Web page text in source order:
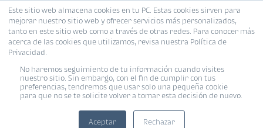
Este sitio web almacena cookies en tu PC. Estas cookies sirven para
mejorar nuestro sitio web y ofrecer servicios más personalizados,
tanto en este sitio web como a través de otras redes. Para conocer más
acerca de las cookies que utilizamos, revisa nuestra Política de
Privacidad.
No haremos seguimiento de tu información cuando visites
nuestro sitio. Sin embargo, con el fin de cumplir con tus
preferencias, tendremos que usar solo una pequeña cookie
para que no se te solicite volver a tomar esta decisión de nuevo.
Aceptar Rechazar
NIU